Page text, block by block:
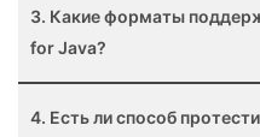
3. Какие форматы
for Java?
4. Есть ли способ